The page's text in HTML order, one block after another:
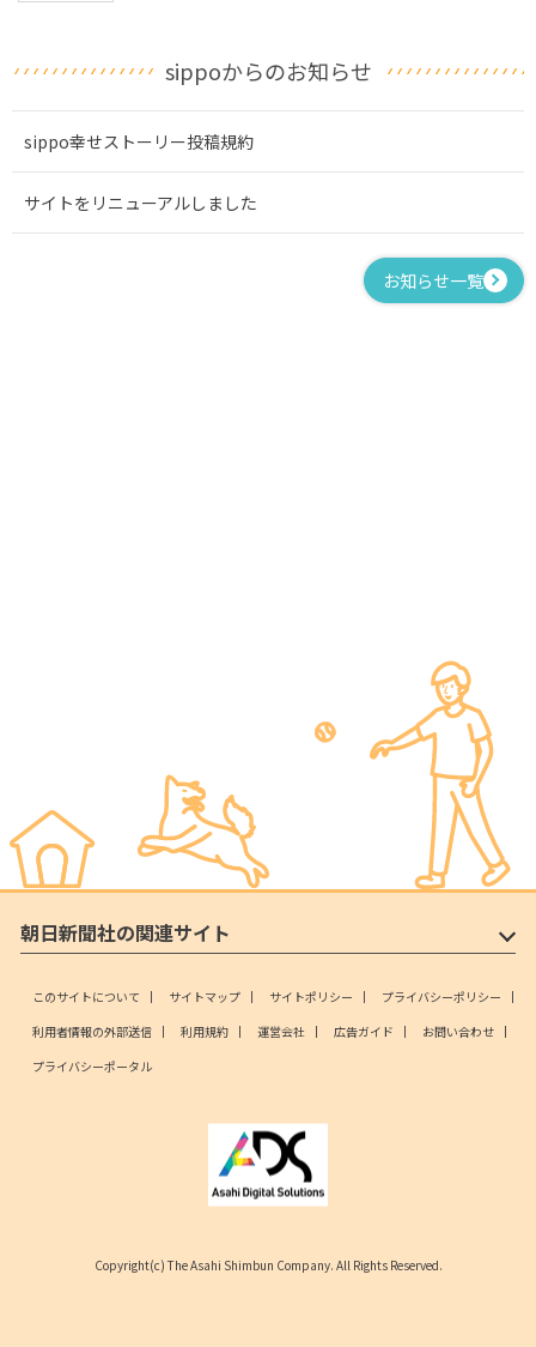
sippoからのお知らせ
sippo幸せストーリー投稿規約
サイトをリニューアルしました
お知らせ一覧
朝日新聞社の関連サイト
このサイトについて サイトマップ サイトポリシー
プライバシーポリシー
利用者情報の外部送信
利用規約 運営会社 広告ガイド
お問い合わせ
プライバシーポータル
Copyright(c) The Asahi Shimbun Company. All Rights Reserved.